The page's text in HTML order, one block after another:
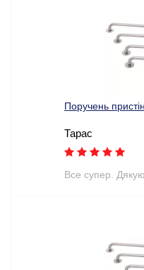
Поручень
Тарас
Все супер. Дякую